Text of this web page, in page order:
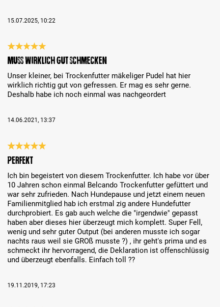
15.07.2025, 10:22
Review with rating of 5 out of 5 stars
Muss wirklich gut schmecken
Unser kleiner, bei Trockenfutter mäkeliger Pudel hat hier
wirklich richtig gut von gefressen. Er mag es sehr gerne.
Deshalb habe ich noch einmal was nachgeordert
14.06.2021, 13:37
Review with rating of 5 out of 5 stars
Perfekt
Ich bin begeistert von diesem Trockenfutter. Ich habe vor über
10 Jahren schon einmal Belcando Trockenfutter gefüttert und
war sehr zufrieden. Nach Hundepause und jetzt einem neuen
Familienmitglied hab ich erstmal zig andere Hundefutter
durchprobiert. Es gab auch welche die "irgendwie" gepasst
haben aber dieses hier überzeugt mich komplett. Super Fell,
wenig und sehr guter Output (bei anderen musste ich sogar
nachts raus weil sie GROß musste ?) , ihr geht's prima und es
schmeckt ihr hervorragend, die Deklaration ist offenschlüssig
und überzeugt ebenfalls. Einfach toll ??
19.11.2019, 17:23